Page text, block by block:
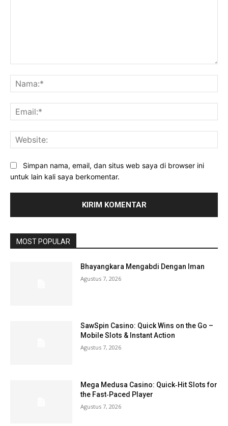
Simpan nama, email, dan situs web saya di browser ini
untuk lain kali saya berkomentar.
MOST POPULAR
Bhayangkara Mengabdi Dengan Iman
Agustus 7, 2026
SawSpin Casino: Quick Wins on the Go –
Mobile Slots & Instant Action
Agustus 7, 2026
Mega Medusa Casino: Quick‑Hit Slots for
the Fast‑Paced Player
Agustus 7, 2026